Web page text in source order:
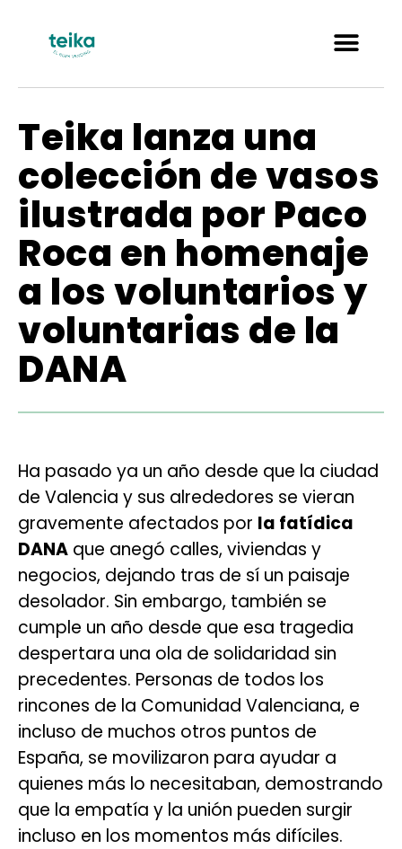
Teika lanza una
colección de vasos
ilustrada por Paco
Roca en homenaje
a los voluntarios y
voluntarias de la
DANA
Ha pasado ya un año desde que la ciudad
de Valencia y sus alrededores se vieran
gravemente afectados por la fatídica
DANA que anegó calles, viviendas y
negocios, dejando tras de sí un paisaje
desolador. Sin embargo, también se
cumple un año desde que esa tragedia
despertara una ola de solidaridad sin
precedentes. Personas de todos los
rincones de la Comunidad Valenciana, e
incluso de muchos otros puntos de
España, se movilizaron para ayudar a
quienes más lo necesitaban, demostrando
que la empatía y la unión pueden surgir
incluso en los momentos más difíciles.